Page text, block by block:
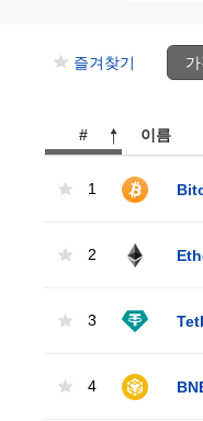
즐겨찾기
# 이름
1
2
3
4